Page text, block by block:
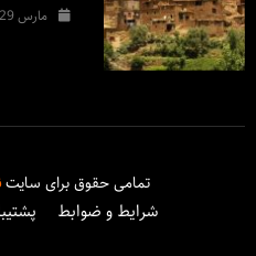
مارس 29, 2025
تمامی حقوق برای سایت
شرایط و ضوابط